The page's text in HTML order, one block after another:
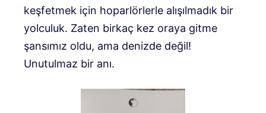
keşfetmek için hoparlörlerle alışılmadık bir
yolculuk. Zaten birkaç kez oraya gitme
şansımız oldu, ama denizde değil!
Unutulmaz bir anı.